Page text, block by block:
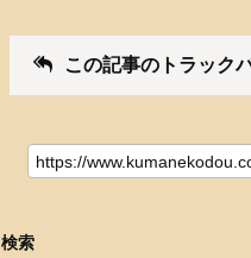
この記事のトラック
検索